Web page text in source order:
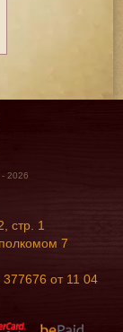
2026
стр. 1
7
от 11 04